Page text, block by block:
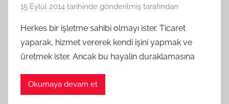
15 Eylül 2014 tarihinde gönderilmiş tarafından
Herkes bir işletme sahibi olmayı ister. Ticaret
yaparak, hizmet vererek kendi işini yapmak ve
üretmek ister. Ancak bu hayalin duraklamasına
Okumaya devam et